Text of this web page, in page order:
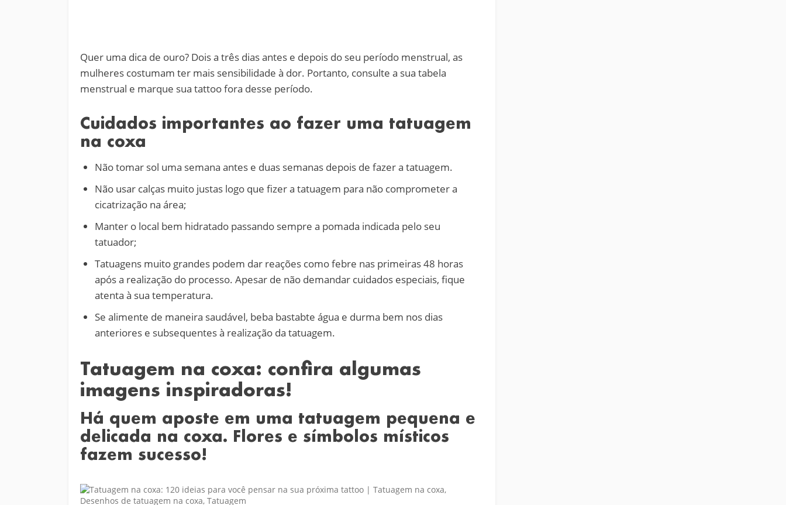
Quer uma dica de ouro? Dois a três dias antes e depois do seu período menstrual, as
mulheres costumam ter mais sensibilidade à dor. Portanto, consulte a sua tabela
menstrual e marque sua tattoo fora desse período.
Cuidados importantes ao fazer uma tatuagem
na coxa
Não tomar sol uma semana antes e duas semanas depois de fazer a tatuagem.
Não usar calças muito justas logo que fizer a tatuagem para não comprometer a
cicatrização na área;
Manter o local bem hidratado passando sempre a pomada indicada pelo seu
tatuador;
Tatuagens muito grandes podem dar reações como febre nas primeiras 48 horas
após a realização do processo. Apesar de não demandar cuidados especiais, fique
atenta à sua temperatura.
Se alimente de maneira saudável, beba bastabte água e durma bem nos dias
anteriores e subsequentes à realização da tatuagem.
Tatuagem na coxa: confira algumas
imagens inspiradoras!
Há quem aposte em uma tatuagem pequena e
delicada na coxa. Flores e símbolos místicos
fazem sucesso!